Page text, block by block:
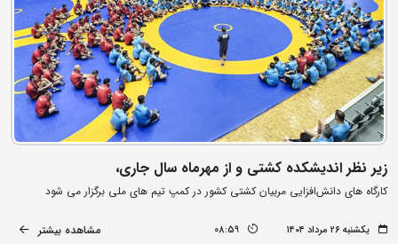
زیر نظر اندیشکده کشتی و از مهرماه سال جاری،
کارگاه های دانش‌افزایی مربیان کشتی کشور در کمپ تیم های ملی برگزار می شود
یکشنبه ۲۶ مرداد ۱۴۰۴ 08:59 مشاهده بیشتر